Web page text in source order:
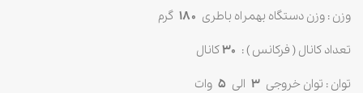
وزن : وزن دستگاه بهمراه باطری ۱۸۰ گرم
تعداد کانال ( فرکانس ) : 30کانال
توان : توان خروجی ۳ الی وات